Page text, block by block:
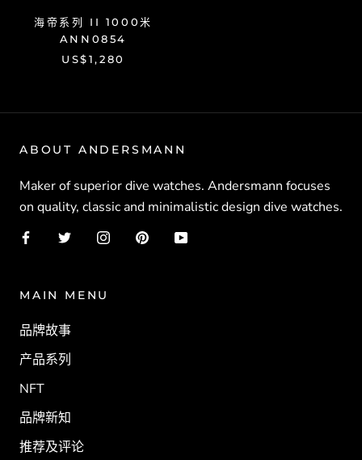
海帝系列 II 1000米
ANN0854
US$1,280
ABOUT ANDERSMANN
Maker of superior dive watches. Andersmann focuses
on quality, classic and minimalistic design dive watches.
MAIN MENU
品牌故事
产品系列
NFT
品牌新知
推荐及评论